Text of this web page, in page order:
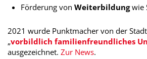
Förderung von Weiterbildungwie
2021 wurde Punktmacher von der
„vorbildlich familienfreundliches
ausgezeichnet. Zur News.